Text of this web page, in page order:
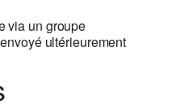
via un groupe
ultérieurement